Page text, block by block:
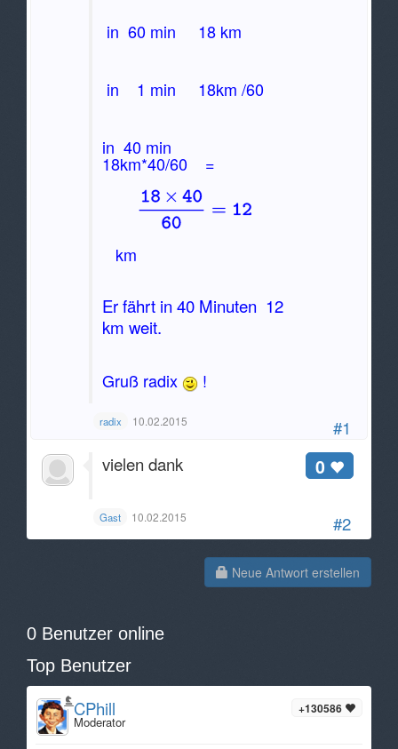
#1
in 60 min 18 km
in 1 min 18km /60
in 40 min
18km*40/60 =
km
Er fährt in 40 Minuten 12
km weit.
Gruß radix !
radix 10.02.2015
#2
0
vielen dank
Gast 10.02.2015
Neue Antwort erstellen
0 Benutzer online
Top Benutzer
+130586
CPhill
Moderator